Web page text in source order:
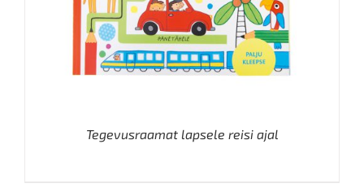
Tegevusraamat lapsele reisi ajal